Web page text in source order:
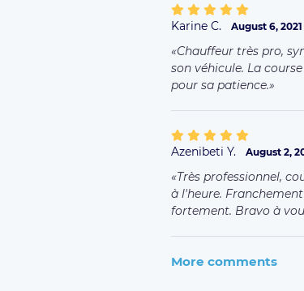
Karine C. August 6, 2021
Chauffeur très pro,
son véhicule. La
pour sa patience.
Azenibeti Y. August 2,
Très professionnel,
à l'heure.
fortement. Bravo à
More comments